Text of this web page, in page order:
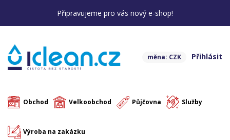
Připravujeme pro vás nový e-shop!
Přihlásit
měna: CZK
Obchod Velkoobchod Půjčovna Služby
Výroba na zakázku